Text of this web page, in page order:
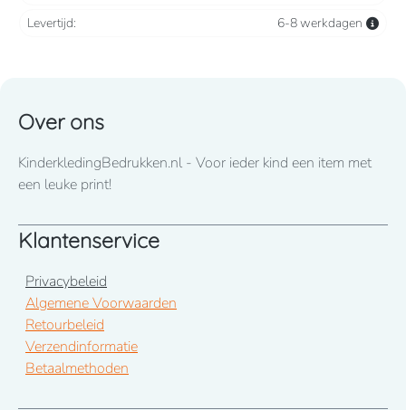
Levertijd:
6-8 werkdagen
Over ons
KinderkledingBedrukken.nl - Voor ieder kind een item met
een leuke print!
Klantenservice
Privacybeleid
Algemene Voorwaarden
Retourbeleid
Verzendinformatie
Betaalmethoden